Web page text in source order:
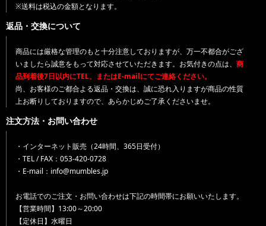
※送料は税込の金額となります。
返品・交換について
商品には厳格な管理のもと十分注意しておりますが、万一不都合がござ
いましたら誠意をもって対応させていただきます。お気付きの点は、 商
品到着後7日以内にTEL、またはE-mailにてご連絡ください。
尚、お客様のご都合よる返品・交換は、誠に恐れ入りますが商品の性質
上お断りしておりますので、あらかじめご了承くださいませ。
注文方法・お問い合わせ
・インターネット販売（24時間、365日受付）
・TEL / FAX：053-420-0728
・E-mail：info@mumbles.jp
お電話でのご注文・お問い合わせは下記の時間帯にお願いいたします。
【営業時間】13:00～20:00
【定休日】水曜日